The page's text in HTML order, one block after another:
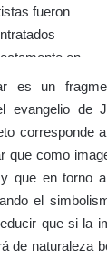
es un
evangelio de
corresponde
que como
que en torno
el
que si la
de naturaleza